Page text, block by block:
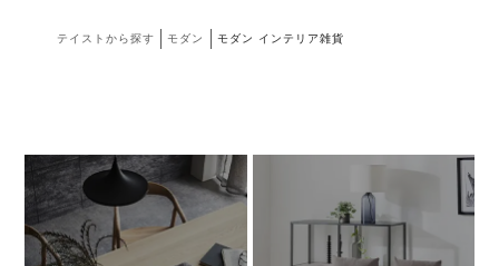
テイストから探す モダン モダン インテリア雑貨